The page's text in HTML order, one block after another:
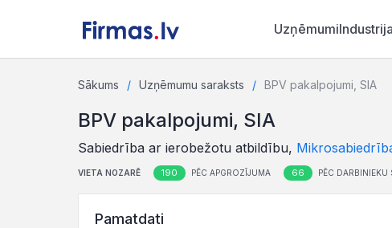
Uzņēmumi
Sākums Uzņēmumu saraksts BPV pakalpojumi, SIA
BPV pakalpojumi, SIA
Sabiedrība ar ierobežotu atbildību,
VIETA NOZARĒ 190 PĒC APGROZĪJUMA 66 PĒC DARBINIEKU
Pamatdati